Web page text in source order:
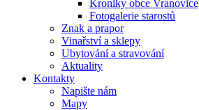
Kroniky obce Vranovice
Fotogalerie starostů
Znak a prapor
Vinařství a sklepy
Ubytování a stravování
Aktuality
Kontakty
Napište nám
Mapy